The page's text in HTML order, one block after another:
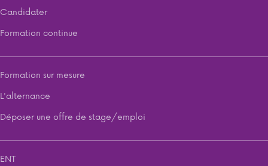
Candidater
Formation continue
Formation sur mesure
L'alternance
Déposer une offre de stage/emploi
ENT